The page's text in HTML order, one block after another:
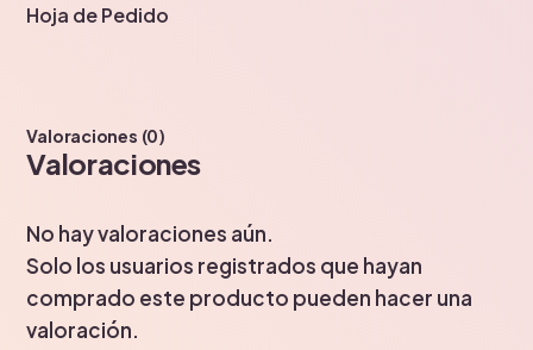
Hoja de Pedido
Valoraciones (0)
Valoraciones
No hay valoraciones aún.
Solo los usuarios registrados que hayan
comprado este producto pueden hacer una
valoración.